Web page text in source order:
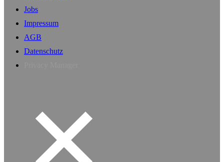
Jobs
Impressum
AGB
Datenschutz